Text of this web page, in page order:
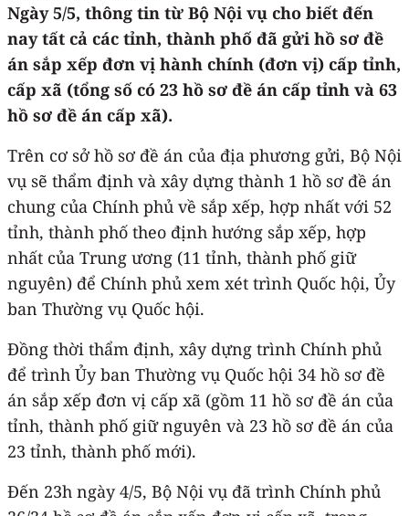
Ngày 5/5, thông tin từ Bộ Nội vụ cho biết đến
nay tất cả các tỉnh, thành phố đã gửi hồ sơ đề
án sắp xếp đơn vị hành chính (đơn vị) cấp tỉnh,
cấp xã (tổng số có 23 hồ sơ đề án cấp tỉnh và 63
hồ sơ đề án cấp xã).
Trên cơ sở hồ sơ đề án của địa phương gửi, Bộ Nội
vụ sẽ thẩm định và xây dựng thành 1 hồ sơ đề án
chung của Chính phủ về sắp xếp, hợp nhất với 52
tỉnh, thành phố theo định hướng sắp xếp, hợp
nhất của Trung ương (11 tỉnh, thành phố giữ
nguyên) để Chính phủ xem xét trình Quốc hội, Ủy
ban Thường vụ Quốc hội.
Đồng thời thẩm định, xây dựng trình Chính phủ
để trình Ủy ban Thường vụ Quốc hội 34 hồ sơ đề
án sắp xếp đơn vị cấp xã (gồm 11 hồ sơ đề án của
tỉnh, thành phố giữ nguyên và 23 hồ sơ đề án của
23 tỉnh, thành phố mới).
Đến 23h ngày 4/5, Bộ Nội vụ đã trình Chính phủ